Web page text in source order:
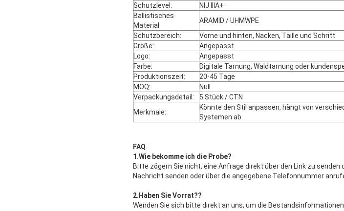
Schutzlevel:
NIJ IIIA+
Ballistisches
Material:
ARAMID / UHMWPE
Schutzbereich:
Vorne und hinten, Nacken, Taille und Schritt
Größe:
Angepasst
Logo:
Angepasst
Farbe:
Digitale Tarnung, Waldtarnung oder
Produktionszeit:
20-45 Tage
MOQ:
Null
Verpackungsdetail:
5 Stück / CTN
Merkmale:
Könnte den Stil anpassen, hängt von
Systemen ab.
FAQ
1.Wie bekomme ich die Probe?
Bitte zögern Sie nicht, eine Anfrage direkt über den Link zu senden
Nachricht senden oder über die angegebene Telefonnummer
2. Haben Sie Vorrat??
Wenden Sie sich bitte direkt an uns, um die